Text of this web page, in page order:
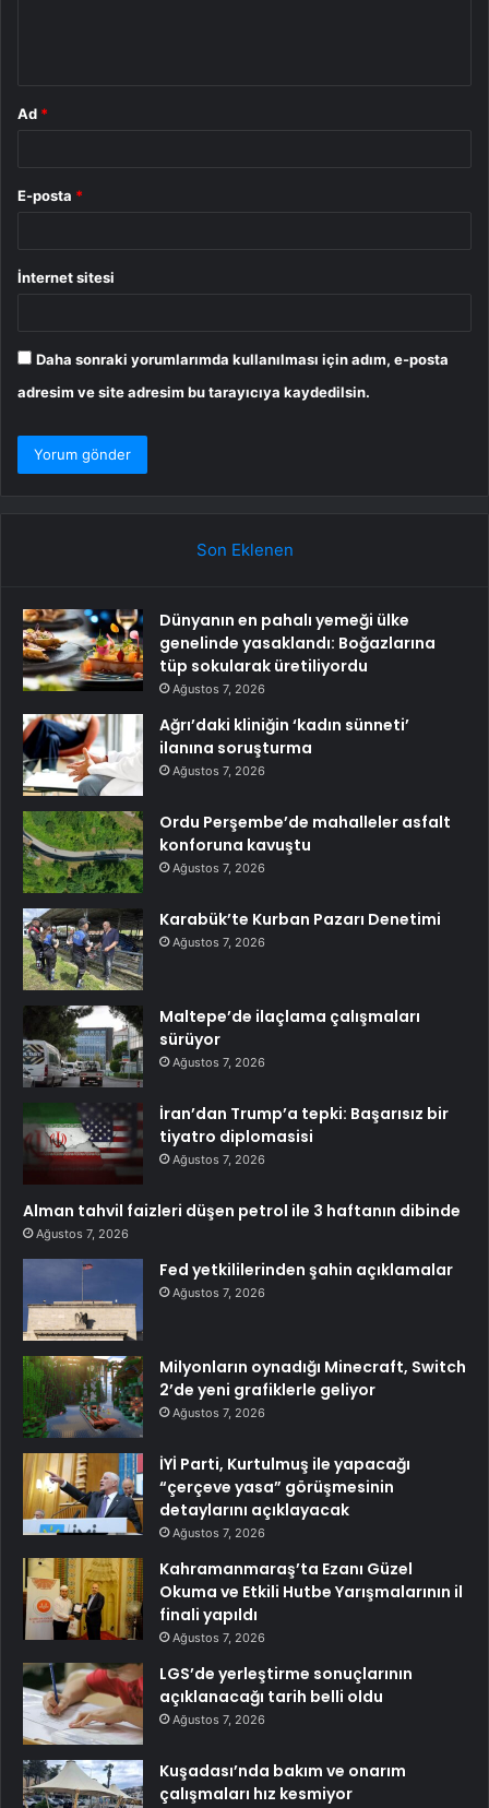
Ad *
E-posta *
İnternet sitesi
Daha sonraki yorumlarımda kullanılması için adım, e-posta
adresim ve site adresim bu tarayıcıya kaydedilsin.
Son Eklenen
Dünyanın en pahalı yemeği ülke
genelinde yasaklandı: Boğazlarına
tüp sokularak üretiliyordu
Ağustos 7, 2026
Ağrı’daki kliniğin ‘kadın sünneti’
ilanına soruşturma
Ağustos 7, 2026
Ordu Perşembe’de mahalleler asfalt
konforuna kavuştu
Ağustos 7, 2026
Karabük’te Kurban Pazarı Denetimi
Ağustos 7, 2026
Maltepe’de ilaçlama çalışmaları
sürüyor
Ağustos 7, 2026
İran’dan Trump’a tepki: Başarısız bir
tiyatro diplomasisi
Ağustos 7, 2026
Alman tahvil faizleri düşen petrol ile 3 haftanın dibinde
Ağustos 7, 2026
Fed yetkililerinden şahin açıklamalar
Ağustos 7, 2026
Milyonların oynadığı Minecraft, Switch
2’de yeni grafiklerle geliyor
Ağustos 7, 2026
İYİ Parti, Kurtulmuş ile yapacağı
“çerçeve yasa” görüşmesinin
detaylarını açıklayacak
Ağustos 7, 2026
Kahramanmaraş’ta Ezanı Güzel
Okuma ve Etkili Hutbe Yarışmalarının il
finali yapıldı
Ağustos 7, 2026
LGS’de yerleştirme sonuçlarının
açıklanacağı tarih belli oldu
Ağustos 7, 2026
Kuşadası’nda bakım ve onarım
çalışmaları hız kesmiyor